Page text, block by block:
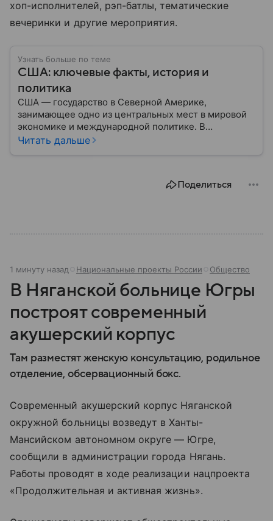
хоп-исполнителей, рэп-батлы, тематические
вечеринки и другие мероприятия.
Узнать больше по теме
США: ключевые факты, история и
политика
США — государство в Северной Америке,
занимающее одно из центральных мест в мировой
экономике и международной политике. В
материале — основные сведения об этой стране.
Читать дальше
Поделиться
1 минуту назад Национальные проекты России Общество
В Няганской больнице Югры
построят современный
акушерский корпус
Там разместят женскую консультацию, родильное
отделение, обсервационный бокс.
Современный акушерский корпус Няганской
окружной больницы возведут в Ханты-
Мансийском автономном округе — Югре,
сообщили в администрации города Нягань.
Работы проводят в ходе реализации нацпроекта
«Продолжительная и активная жизнь».